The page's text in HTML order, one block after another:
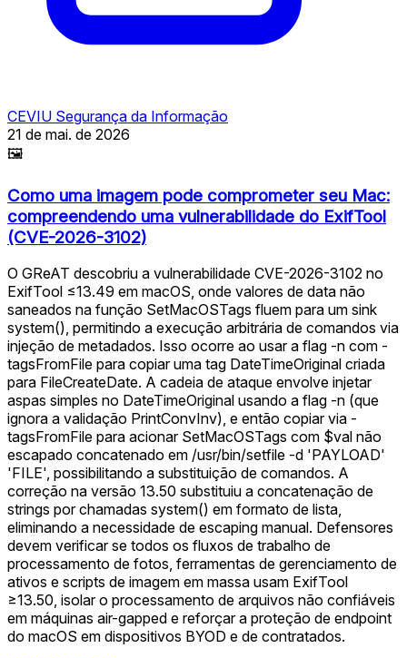
CEVIU Segurança da Informação
21 de mai. de 2026
🖼
Como uma imagem pode comprometer seu Mac:
compreendendo uma vulnerabilidade do ExifTool
(CVE-2026-3102)
O GReAT descobriu a vulnerabilidade CVE-2026-3102 no
ExifTool ≤13.49 em macOS, onde valores de data não
saneados na função SetMacOSTags fluem para um sink
system(), permitindo a execução arbitrária de comandos via
injeção de metadados. Isso ocorre ao usar a flag -n com -
tagsFromFile para copiar uma tag DateTimeOriginal criada
para FileCreateDate. A cadeia de ataque envolve injetar
aspas simples no DateTimeOriginal usando a flag -n (que
ignora a validação PrintConvInv), e então copiar via -
tagsFromFile para acionar SetMacOSTags com $val não
escapado concatenado em /usr/bin/setfile -d 'PAYLOAD'
'FILE', possibilitando a substituição de comandos. A
correção na versão 13.50 substituiu a concatenação de
strings por chamadas system() em formato de lista,
eliminando a necessidade de escaping manual. Defensores
devem verificar se todos os fluxos de trabalho de
processamento de fotos, ferramentas de gerenciamento de
ativos e scripts de imagem em massa usam ExifTool
≥13.50, isolar o processamento de arquivos não confiáveis
em máquinas air-gapped e reforçar a proteção de endpoint
do macOS em dispositivos BYOD e de contratados.